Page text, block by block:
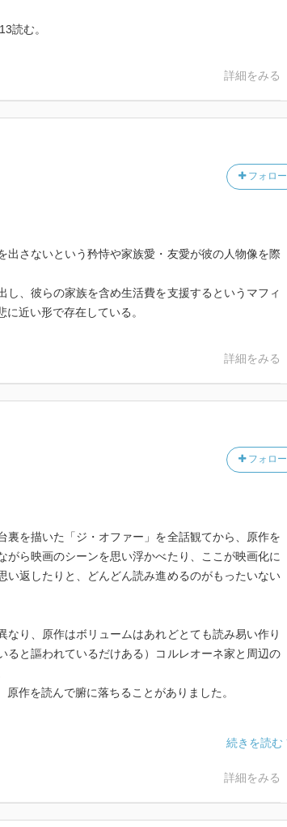
読む。
詳細をみる
フォロー
出さないという矜恃や家族愛・友愛が彼の人物像を際
し、彼らの家族を含め生活費を支援するというマフィ
近い形で存在している。
詳細をみる
フォロー
裏を描いた「ジ・オファー」を全話観てから、原作を
がら映画のシーンを思い浮かべたり、ここが映画化に
い返したりと、どんどん読み進めるのがもったいない
なり、原作はボリュームはあれどとても読み易い作り
ると謳われているだけある）コルレオーネ家と周辺の
作を読んで腑に落ちることがありました。
う絶望感を出発点に、自分や家族を守ろうと、独自の
あり、ゆえに高められた地位は宗教的でもあると感じ
詳細をみる